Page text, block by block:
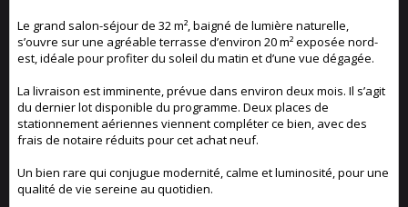
Le grand salon-séjour de 32 m², baigné de lumière naturelle,
s’ouvre sur une agréable terrasse d’environ 20 m² exposée nord-
est, idéale pour profiter du soleil du matin et d’une vue dégagée.
La livraison est imminente, prévue dans environ deux mois. Il s’agit
du dernier lot disponible du programme. Deux places de
stationnement aériennes viennent compléter ce bien, avec des
frais de notaire réduits pour cet achat neuf.
Un bien rare qui conjugue modernité, calme et luminosité, pour une
qualité de vie sereine au quotidien.